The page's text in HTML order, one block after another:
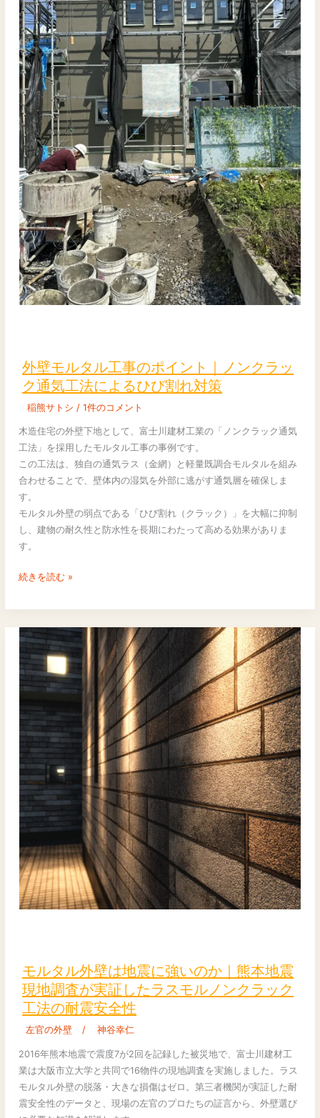
え
る
高
耐
久
な
左
官
下
地
外壁モルタル工事のポイント｜ノンクラッ
ク通気工法によるひび割れ対策
稲熊サトシ /1件のコメント
木造住宅の外壁下地として、富士川建材工業の「ノンクラック通気
工法」を採用したモルタル工事の事例です。
この工法は、独自の通気ラス（金網）と軽量既調合モルタルを組み
合わせることで、壁体内の湿気を外部に逃がす通気層を確保しま
す。
モルタル外壁の弱点である「ひび割れ（クラック）」を大幅に抑制
し、建物の耐久性と防水性を長期にわたって高める効果がありま
す。
モ
ル
タ
ル
工
事
ポ
イ
ト
｜
ン
ク
通
気
工
法
に
よ
る
ひ
び
割
れ
対
策
続きを読む »
モルタル外壁は地震に強いのか｜熊本地震
現地調査が実証したラスモルノンクラック
工法の耐震安全性
左官の外壁 / 神谷幸仁
2016年熊本地震で震度7が2回を記録した被災地で、富士川建材工
業は大阪市立大学と共同で16物件の現地調査を実施しました。ラス
モルタル外壁の脱落・大きな損傷はゼロ。第三者機関が実証した耐
震安全性のデータと、現場の左官のプロたちの証言から、外壁選び
ル
外
壁
は
に
強
い